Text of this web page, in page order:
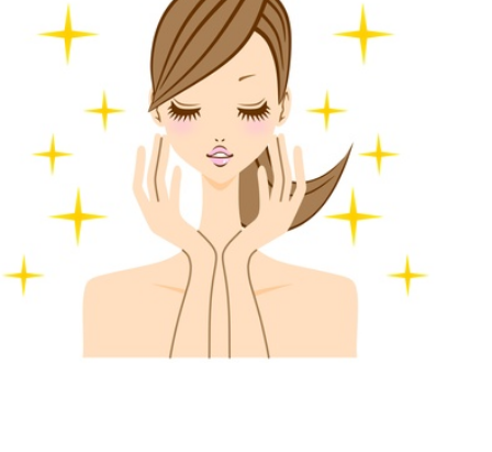
サロンについて
メニュー
ご利用の流れ
トップページ
MEDIA
ACCESS
TOPICS
MIKIMOTO
PRIVACY POLICY